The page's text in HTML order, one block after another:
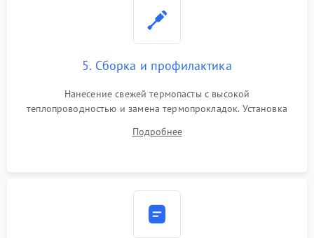
5. Сборка и профилактика
Нанесение свежей термопасты с высокой
теплопроводностью и замена термопрокладок. Установка
шлейфов, модулей памяти и накопителей. Предварительная
Подробнее